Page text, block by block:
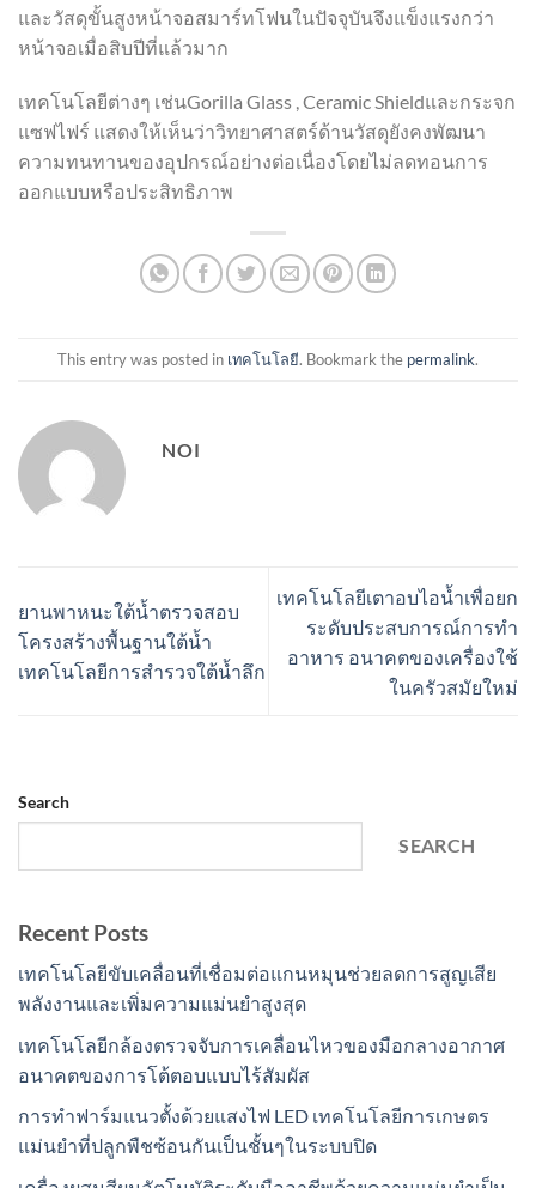
และวัสดุขั้นสูงหน้าจอสมาร์ทโฟนในปัจจุบันจึงแข็งแรงกว่า
หน้าจอเมื่อสิบปีที่แล้วมาก
เทคโนโลยีต่างๆ เช่นGorilla Glass , Ceramic Shieldและกระจก
แซฟไฟร์ แสดงให้เห็นว่าวิทยาศาสตร์ด้านวัสดุยังคงพัฒนา
ความทนทานของอุปกรณ์อย่างต่อเนื่องโดยไม่ลดทอนการ
ออกแบบหรือประสิทธิภาพ
This entry was posted in เทคโนโลยี. Bookmark the permalink.
NOI
ยานพาหนะใต้น้ำตรวจสอบ
โครงสร้างพื้นฐานใต้น้ำ
เทคโนโลยีการสำรวจใต้น้ำลึก
เทคโนโลยีเตาอบไอน้ำเพื่อยก
ระดับประสบการณ์การทำ
อาหาร อนาคตของเครื่องใช้
ในครัวสมัยใหม่
Search
SEARCH
Recent Posts
เทคโนโลยีขับเคลื่อนที่เชื่อมต่อแกนหมุนช่วยลดการสูญเสีย
พลังงานและเพิ่มความแม่นยำสูงสุด
เทคโนโลยีกล้องตรวจจับการเคลื่อนไหวของมือกลางอากาศ
อนาคตของการโต้ตอบแบบไร้สัมผัส
การทำฟาร์มแนวตั้งด้วยแสงไฟ LED เทคโนโลยีการเกษตร
แม่นยำที่ปลูกพืชซ้อนกันเป็นชั้นๆในระบบปิด